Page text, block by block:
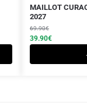
MAILLOT
2027
69.90€
Le
prix
initial
était :
39.90€
Le
prix
actuel
est :
Ce
produit
a
plusieurs
variations.